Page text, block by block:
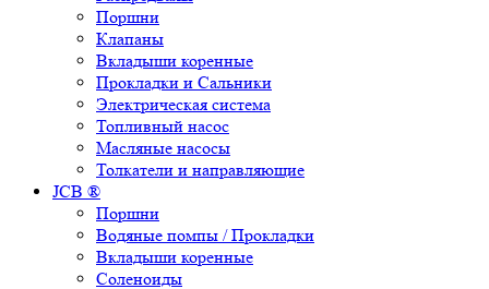
Поршни
Клапаны
Вкладыши коренные
Прокладки и Сальники
Электрическая система
Топливный насос
Масляные насосы
Толкатели и направляющие
JCB ®
Поршни
Водяные помпы / Прокладки
Вкладыши коренные
Соленоиды